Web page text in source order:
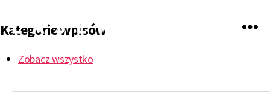
LASERmed
Kategorie wpisów
Zobacz wszystko